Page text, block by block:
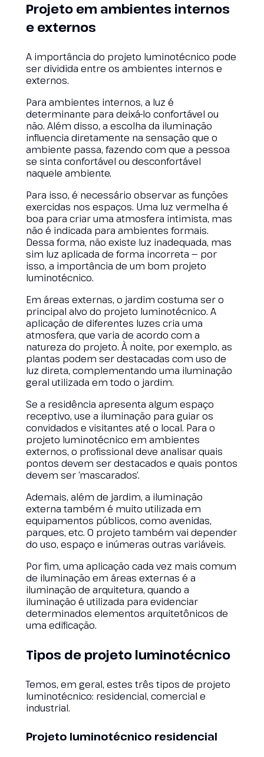
Projeto em ambientes internos
e externos
A importância do projeto luminotécnico pode
ser dividida entre os ambientes internos e
externos.
Para ambientes internos, a luz é
determinante para deixá-lo confortável ou
não. Além disso, a escolha da iluminação
influencia diretamente na sensação que o
ambiente passa, fazendo com que a pessoa
se sinta confortável ou desconfortável
naquele ambiente.
Para isso, é necessário observar as funções
exercidas nos espaços. Uma luz vermelha é
boa para criar uma atmosfera intimista, mas
não é indicada para ambientes formais.
Dessa forma, não existe luz inadequada, mas
sim luz aplicada de forma incorreta — por
isso, a importância de um bom projeto
luminotécnico.
Em áreas externas, o jardim costuma ser o
principal alvo do projeto luminotécnico. A
aplicação de diferentes luzes cria uma
atmosfera, que varia de acordo com a
natureza do projeto. À noite, por exemplo, as
plantas podem ser destacadas com uso de
luz direta, complementando uma iluminação
geral utilizada em todo o jardim.
Se a residência apresenta algum espaço
receptivo, use a iluminação para guiar os
convidados e visitantes até o local. Para o
projeto luminotécnico em ambientes
externos, o profissional deve analisar quais
pontos devem ser destacados e quais pontos
devem ser ‘mascarados’.
Ademais, além de jardim, a iluminação
externa também é muito utilizada em
equipamentos públicos, como avenidas,
parques, etc. O projeto também vai depender
do uso, espaço e inúmeras outras variáveis.
Por fim, uma aplicação cada vez mais comum
de iluminação em áreas externas é a
iluminação de arquitetura, quando a
iluminação é utilizada para evidenciar
determinados elementos arquitetônicos de
uma edificação.
Tipos de projeto luminotécnico
Temos, em geral, estes três tipos de projeto
luminotécnico: residencial, comercial e
industrial.
Projeto luminotécnico residencial